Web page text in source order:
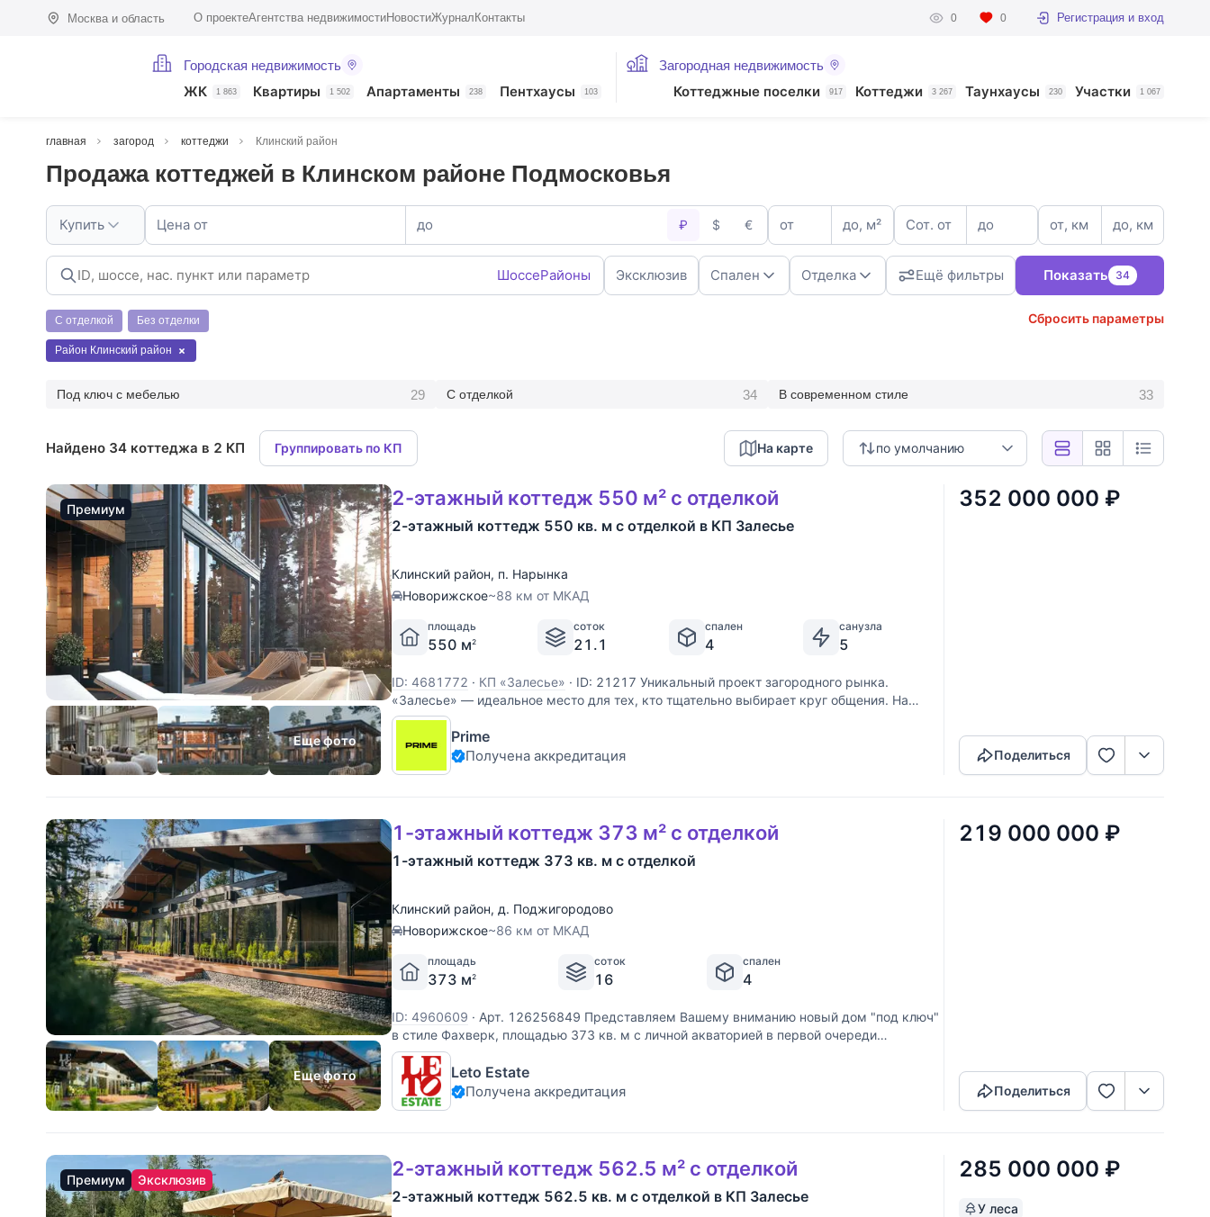
Москва и область О проектеАгентства недвижимостиНовостиЖурнал Контакты 0 0 Регистрация и вход
Городская недвижимость
ЖК 1 863 Квартиры 1 502 Апартаменты 238 Пентхаусы 103
Загородная недвижимость
Коттеджные поселки 917 Коттеджи 3 267 Таунхаусы 230 Участки 1 067
главная загород коттеджи Клинский район
Продажа коттеджей в Клинском районе Подмосковья
Купить Цена от до ₽ $ € от до, м² Сот. от до от, км до, км
ШоссеРайоны Эксклюзив Спален Отделка Ещё фильтры Показать 34
С отделкой Без отделки Сбросить параметры
Район Клинский район
Под ключ с мебелью 29 С отделкой 34 В современном стиле 33
Найдено 34 коттеджа в 2 КП Группировать по КП по умолчанию
На карте
Премиум
Еще фото
2-этажный коттедж 550 м² с отделкой
2-этажный коттедж 550 кв. м с отделкой в КП Залесье
Клинский район, п. Нарынка
Новорижское~88 км от МКАД
площадь
550 м2
соток
21.1
спален
4
санузла
5
ID: 4681772 · КП «Залесье» · ID: 21217 Уникальный проект загородного рынка.
«Залесье» — идеальное место для тех, кто тщательно выбирает круг общения. На
территории построен Клубный дом с роскошной дизайнерской гостиной и рестораном
авторской кухни. Здесь можно провести
Prime
Получена аккредитация
352 000 000 ₽
Поделиться
Еще фото
1-этажный коттедж 373 м² с отделкой
1-этажный коттедж 373 кв. м с отделкой
Клинский район, д. Поджигородово
Новорижское~86 км от МКАД
площадь
373 м2
соток
16
спален
4
ID: 4960609 · Арт. 126256849 Представляем Вашему вниманию новый дом "под ключ"
в стиле Фахверк, площадью 373 кв. м с личной акваторией в первой очереди
охраняемого коттеджного поселка "Ели Estate" с обширной внутренней
инфраструктурой, включающей в себя
Leto Estate
Получена аккредитация
219 000 000 ₽
Поделиться
Премиум Эксклюзив 2-этажный коттедж 562.5 м² с отделкой
2-этажный коттедж 562.5 кв. м с отделкой в КП Залесье
285 000 000 ₽
У леса